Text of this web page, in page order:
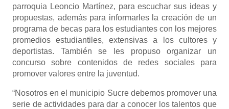
parroquia Leoncio Martínez, para escuchar sus ideas y
propuestas, además para informarles la creación de un
programa de becas para los estudiantes con los mejores
promedios estudiantiles, extensivas a los cultores y
deportistas. También se les propuso organizar un
concurso sobre contenidos de redes sociales para
promover valores entre la juventud.
“Nosotros en el municipio Sucre debemos promover una
serie de actividades para dar a conocer los talentos que